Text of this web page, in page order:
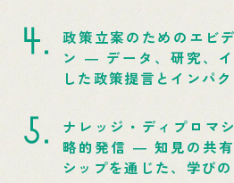
政策立案のためのエビ
ン ― データ、研究、
した政策提言とインパ
ナレッジ・ディプロマ
略的発信 ― 知見の共
シップを通じた、学び